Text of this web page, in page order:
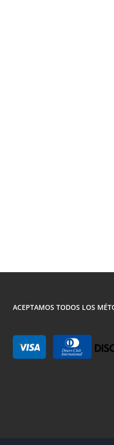
ACEPTAMOS TODOS LOS